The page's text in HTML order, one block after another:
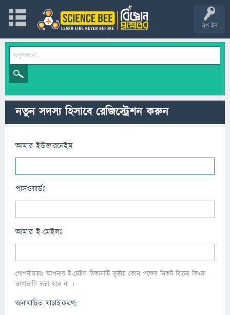
লগ ইন
নতুন সদস্য হিসাবে রেজিস্ট্রেশন করুন
আমার ইউজারনেইম
পাসওয়ার্ডঃ
আমার ই-মেইলঃ
গোপনীয়তাঃ আপনার ই-মেইল ঠিকানাটি তৃতীয় কোন পক্ষের নিকট বিক্রয় কিংবা
ভাগাভাগি করা হবে না ।
অনাযাচিত যাচাইকরণ: